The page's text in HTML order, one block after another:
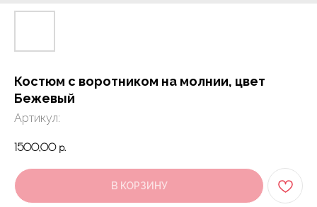
Костюм с воротником на молнии, цвет
Бежевый
Артикул:
1500,00 р.
В КОРЗИНУ